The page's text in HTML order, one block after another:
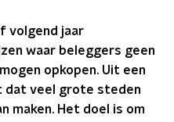
volgend jaar
waar beleggers geen
opkopen. Uit een
dat veel grote steden
maken. Het doel is om